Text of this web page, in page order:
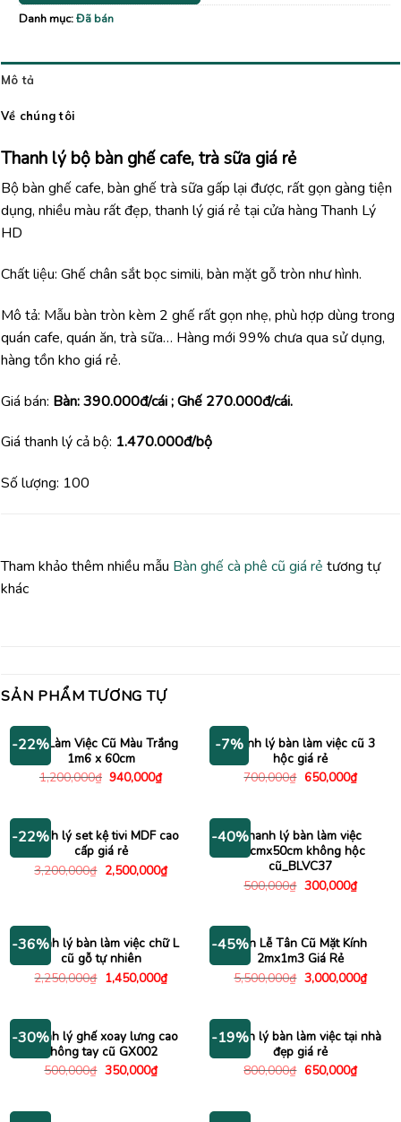
Danh mục:Đã bán
Mô tả
Về chúng tôi
Thanh lý bộ bàn ghế cafe, trà sữa giá rẻ
Bộ bàn ghế cafe, bàn ghế trà sữa gấp lại được, rất gọn gàng tiện
dụng, nhiều màu rất đẹp, thanh lý giá rẻ tại cửa hàng Thanh Lý
HD
Chất liệu: Ghế chân sắt bọc simili, bàn mặt gỗ tròn như hình.
Mô tả: Mẫu bàn tròn kèm 2 ghế rất gọn nhẹ, phù hợp dùng trong
quán cafe, quán ăn, trà sữa… Hàng mới 99% chưa qua sử dụng,
hàng tồn kho giá rẻ.
Giá bán: Bàn: 390.000đ/cái ; Ghế 270.000đ/cái.
Giá thanh lý cả bộ: 1.470.000đ/bộ
Số lượng: 100
Tham khảo thêm nhiều mẫu Bàn ghế cà phê cũ giá rẻ tương tự
khác
SẢN PHẨM TƯƠNG TỰ
-22%
Bàn Làm Việc Cũ Màu Trắng
1m6 x 60cm
1,200,000₫ Giá
940,000₫Giá
hiện
940,000₫.
-7%
Thanh lý bàn làm việc cũ 3
hộc giá rẻ
700,000₫ Giá
650,000₫Giá
hiện
-22%
Thanh lý set kệ tivi MDF cao
cấp giá rẻ
3,200,000₫ Giá
gốc
2,500,000₫Giá
hiện
-40%Thanh lý bàn làm việc
80cmx50cm không hộc
cũ_BLVC37
500,000₫ Giá
300,000₫Giá
hiện
-36%
Thanh lý bàn làm việc chữ L
cũ gỗ tự nhiên
2,250,000₫ Giá
gốc
1,450,000₫Giá
hiện
1,450,000₫.
-45%Bàn Lễ Tân Cũ Mặt Kính
2mx1m3 Giá Rẻ
5,500,000₫ Giá
gốc
3,000,000₫Giá
hiện
-30%
Thanh lý ghế xoay lưng cao
không tay cũ GX002
500,000₫ Giá
350,000₫Giá
hiện
350,000₫.
-19%
Thanh lý bàn làm việc tại nhà
đẹp giá rẻ
800,000₫ Giá
650,000₫Giá
hiện